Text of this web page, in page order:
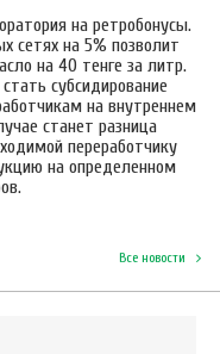
на ретробонусы.
сетях на 5% позволит
на 40 тенге за литр.
субсидирование
на внутреннем
станет разница
переработчику
на определенном
Все новости